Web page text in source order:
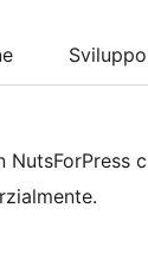
Sviluppo
NutsForPress